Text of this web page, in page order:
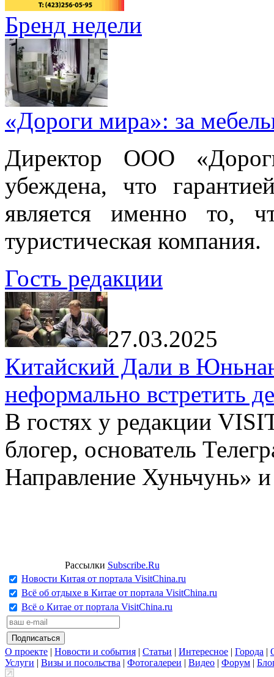
Бренд недели
«Дороги мира»: за
Директор ООО
убеждена, что
является именно то,
туристическая компания.
Гость редакции
27.03.2025
Китайский Дали в
неформально встретить
В гостях у редакции
блогер, основатель
Направление Хуньчунь»
Рассылки Subscribe.Ru
Новости Китая от портала VisitChina.ru
Всё об отдыхе в Китае от портала VisitChina.ru
Всё о Китае от портала VisitChina.ru
О проекте | Новости и события | Статьи | Интересное | Города |
Услуги | Визы и посольства | Фотогалереи | Видео | Форум |